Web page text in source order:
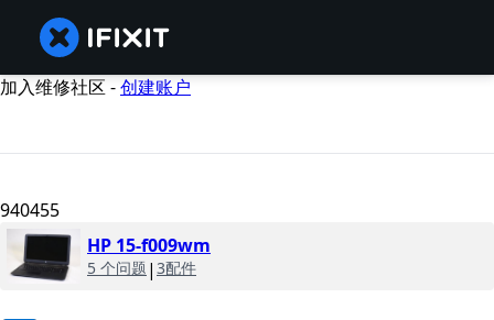
加入维修社区 -创建账户
940455
HP 15-f009wm
5 个问题 | 3配件